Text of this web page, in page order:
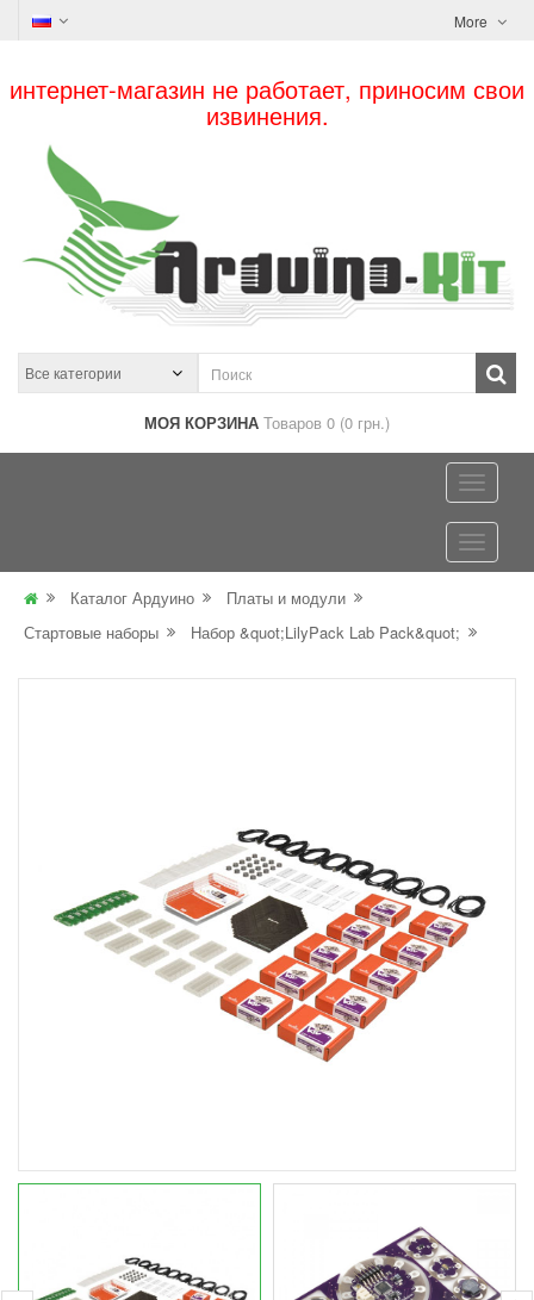
More
интернет-магазин не работает, приносим свои
извинения.
МОЯ КОРЗИНА Товаров 0 (0 грн.)
Каталог Ардуино
Платы и модули
Стартовые наборы
Набор &quot;LilyPack Lab Pack&quot;